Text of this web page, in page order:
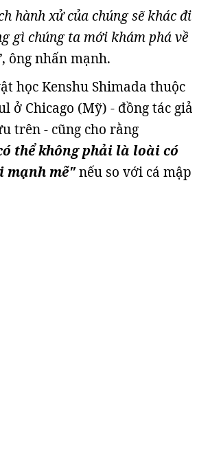
hành xử của chúng sẽ khác đi
gì chúng ta mới khám phá về
, ông nhấn mạnh.
học Kenshu Shimada thuộc
ở Chicago (Mỹ) - đồng tác giả
trên - cũng cho rằng
thể không phải là loài có
mạnh mẽ"nếu so với cá mập